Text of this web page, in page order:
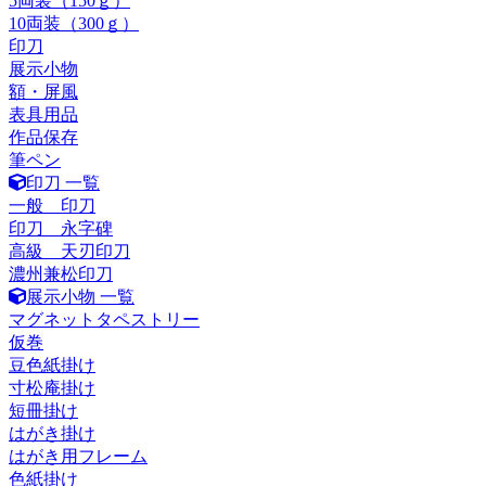
10両装（300ｇ）
印刀
展示小物
額・屏風
表具用品
作品保存
筆ペン
印刀 一覧
一般 印刀
印刀 永字碑
高級 天刃印刀
濃州兼松印刀
展示小物 一覧
マグネットタペストリー
仮巻
豆色紙掛け
寸松庵掛け
短冊掛け
はがき掛け
はがき用フレーム
色紙掛け